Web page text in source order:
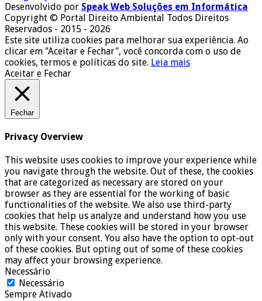
Desenvolvido por Speak Web Soluções em Informática
Copyright © Portal Direito Ambiental Todos Direitos
Reservados - 2015 - 2026
Este site utiliza cookies para melhorar sua experiência. Ao
clicar em "Aceitar e Fechar", você concorda com o uso de
cookies, termos e políticas do site. Leia mais
Aceitar e Fechar
Fechar
Privacy Overview
This website uses cookies to improve your experience while
you navigate through the website. Out of these, the cookies
that are categorized as necessary are stored on your
browser as they are essential for the working of basic
functionalities of the website. We also use third-party
cookies that help us analyze and understand how you use
this website. These cookies will be stored in your browser
only with your consent. You also have the option to opt-out
of these cookies. But opting out of some of these cookies
may affect your browsing experience.
Necessário
Necessário
Sempre Ativado